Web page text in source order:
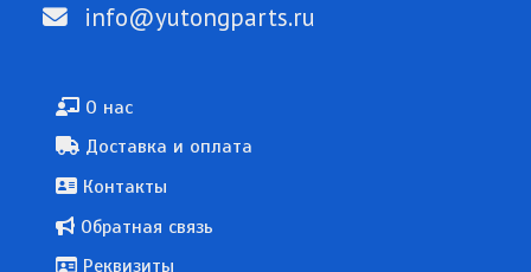
info@yutongparts.ru
Подвал
О нас
Доставка и оплата
Контакты
Обратная связь
Реквизиты